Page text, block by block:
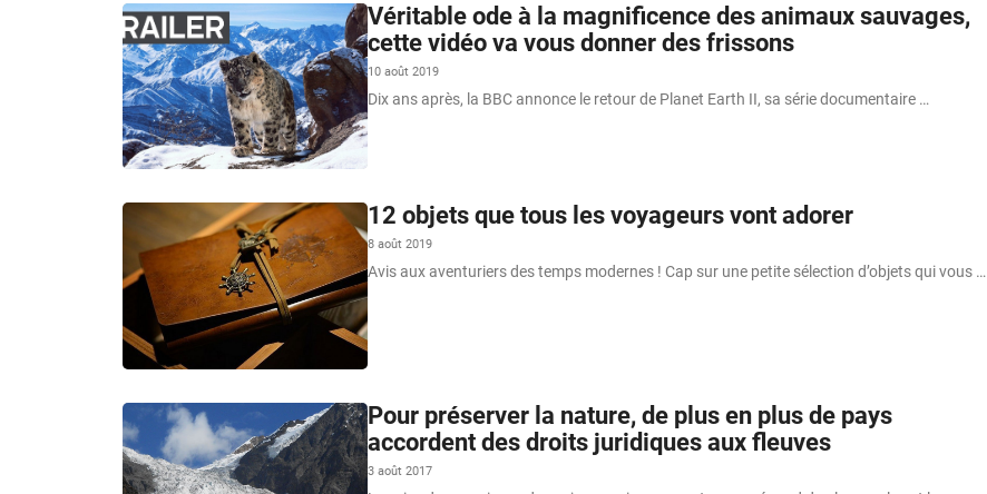
Véritable ode à la magnificence des animaux sauvages,
cette vidéo va vous donner des frissons
10 août 2019
Dix ans après, la BBC annonce le retour de Planet Earth II, sa série documentaire …
12 objets que tous les voyageurs vont adorer
8 août 2019
Avis aux aventuriers des temps modernes ! Cap sur une petite sélection d’objets qui vous …
Pour préserver la nature, de plus en plus de pays
accordent des droits juridiques aux fleuves
3 août 2017